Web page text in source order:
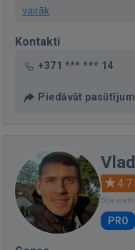
vairāk
Kontakti
+371 *** *** 14
Piedāvāt
4.7
Bija
PRO